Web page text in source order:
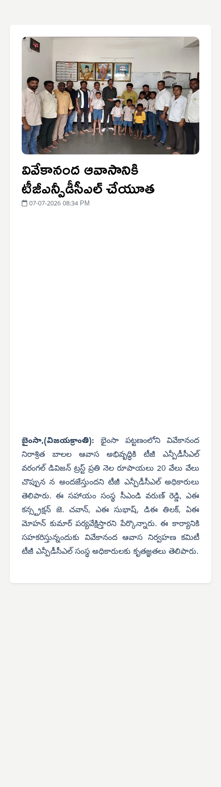
వివేకానంద ఆవాసానికి
టీజీఎన్పీడీసీఎల్ చేయూత
07-07-2026 08:34 PM
బైంసా,(విజయక్రాంతి): భైంసా పట్టణంలోని వివేకానంద
నిరాశ్రిత బాలల ఆవాస అభివృద్ధికి టీజీ ఎన్పీడీసీఎల్
వరంగల్ డివిజన్ ట్రస్ట్ ప్రతి నెల రూపాయలు 20 వేలు వేలు
చొప్పున న అందజేస్తుందని టీజీ ఎన్పీడీసీఎల్ అధికారులు
తెలిపారు. ఈ సహాయంసంస్థ సీఎండి వరుణ్ రెడ్డి, ఎఈ
కన్స్ట్రక్షన్ జె. చవాన్, ఎఈ సుభాష్, డిఈ తిలక్, ఏఈ
మోహన్ కుమార్ పర్యవేక్షిస్తారని పేర్కొన్నారు. ఈ కార్యానికి
సహకరిస్తున్నందుకు వివేకానంద ఆవాస నిర్వహణ కమిటీ
టీజీ ఎన్పీడీసీఎల్ సంస్థ అధికారులకు కృతజ్ఞతలు తెలిపారు.